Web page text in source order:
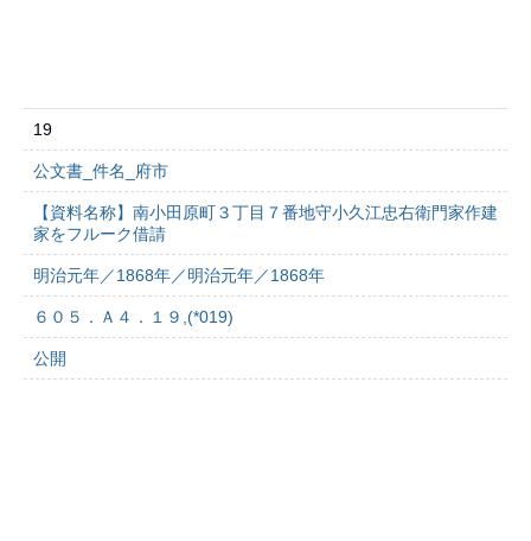
19
公文書_件名_府市
【資料名称】南小田原町３丁目７番地守小久江忠右衛門家作建
家をフルーク借請
明治元年／1868年／明治元年／1868年
６０５．Ａ４．１９,(*019)
公開